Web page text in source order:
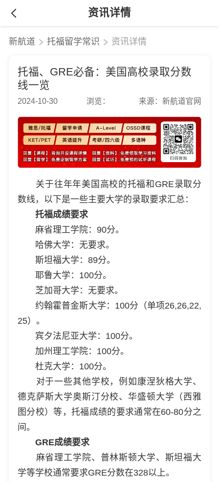
资讯详情
新航道 托福留学常识 资讯详情
托福、GRE必备：美国高校录取分数
线一览
2024-10-30 浏览： 来源：新航道官网
关于往年年美国高校的托福和GRE录取分
数线，以下是一些主要大学的录取要求汇总：
托福成绩要求
麻省理工学院：90分。
哈佛大学：无要求。
斯坦福大学：89分。
耶鲁大学：100分。
芝加哥大学：无要求。
约翰霍普金斯大学：100分（单项26,26,22,
25）。
宾夕法尼亚大学：100分。
加州理工学院：100分。
杜克大学：100分。
对于一些其他学校，例如康涅狄格大学、
德克萨斯大学奥斯汀分校、华盛顿大学（西雅
图分校）等，托福成绩的要求通常在60-80分之
间。
GRE成绩要求
麻省理工学院、普林斯顿大学、斯坦福大
学等学校通常要求GRE分数在328以上。